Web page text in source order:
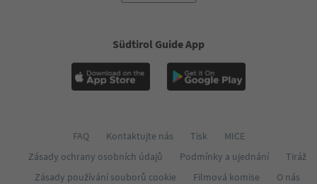
Südtirol Guide App
FAQ Kontaktujte nás Tisk
MICE
Zásady ochrany osobních údajů
Podmínky a ujednání
Tiráž
Zásady používání souborů cookie
Filmová komise
O nás